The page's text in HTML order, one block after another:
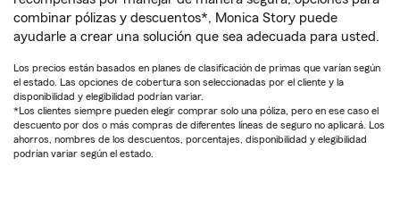
combinar pólizas y descuentos*, Monica Story puede
ayudarle a crear una solución que sea adecuada para usted.
Los precios están basados en planes de clasificación de primas que varían según
el estado. Las opciones de cobertura son seleccionadas por el cliente y la
disponibilidad y elegibilidad podrían variar.
*Los clientes siempre pueden elegir comprar solo una póliza, pero en ese caso el
descuento por dos o más compras de diferentes líneas de seguro no aplicará. Los
ahorros, nombres de los descuentos, porcentajes, disponibilidad y elegibilidad
podrían variar según el estado.